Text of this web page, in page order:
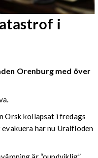
i
Orenburg med över
Orsk kollapsat i fredags
har nu Uralfloden